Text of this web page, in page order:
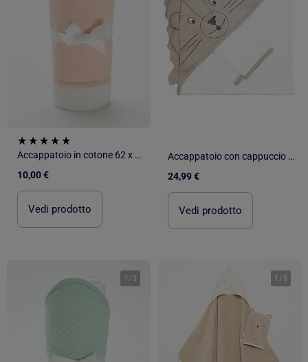
Accappatoio in cotone 62 x 104 cm
10,00 €
Vedi prodotto
Accappatoio con cappuccio per neonato
24,99 €
Vedi prodotto
1 / 3 1 / 5